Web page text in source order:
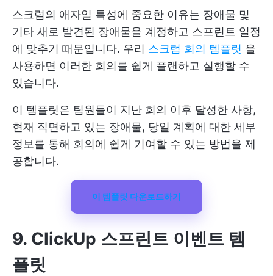
스크럼의 애자일 특성에 중요한 이유는 장애물 및
기타 새로 발견된 장애물을 계정하고 스프린트 일정
에 맞추기 때문입니다. 우리 스크럼 회의 템플릿 을
사용하면 이러한 회의를 쉽게 플랜하고 실행할 수
있습니다.
이 템플릿은 팀원들이 지난 회의 이후 달성한 사항,
현재 직면하고 있는 장애물, 당일 계획에 대한 세부
정보를 통해 회의에 쉽게 기여할 수 있는 방법을 제
공합니다.
이 템플릿 다운로드하기
9. ClickUp 스프린트 이벤트 템
플릿